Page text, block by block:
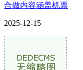
合做内容涵盖机票
2025-12-15